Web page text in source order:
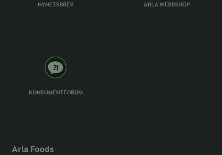
NYHETSBREV ARLA WEBBSHOP
KONSUMENTFORUM
Arla Foods